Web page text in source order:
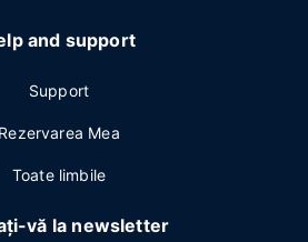
and support
Support
Rezervarea Mea
Toate limbile
vă la newsletter